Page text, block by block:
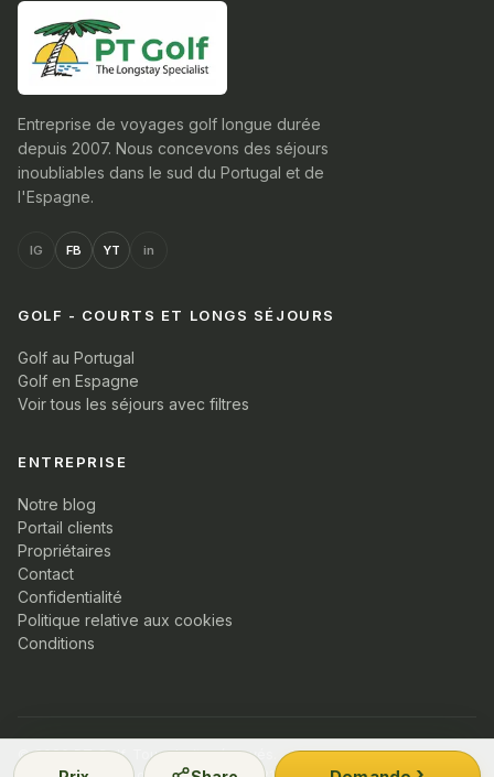
Entreprise de voyages golf longue durée
depuis 2007. Nous concevons des séjours
inoubliables dans le sud du Portugal et de
l'Espagne.
IG FB YT in
GOLF - COURTS ET LONGS SÉJOURS
Golf au Portugal
Golf en Espagne
Voir tous les séjours avec filtres
ENTREPRISE
Notre blog
Portail clients
Propriétaires
Contact
Confidentialité
Politique relative aux cookies
Conditions
© 2026 PT Golf. Tous droits réservés.